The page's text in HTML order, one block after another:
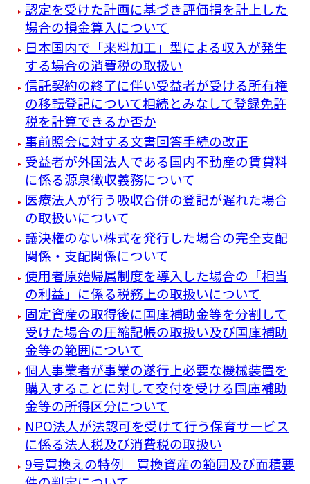
認定を受けた計画に基づき評価損を計上した
場合の損金算入について
日本国内で「来料加工」型による収入が発生
する場合の消費税の取扱い
信託契約の終了に伴い受益者が受ける所有権
の移転登記について相続とみなして登録免許
税を計算できるか否か
事前照会に対する文書回答手続の改正
受益者が外国法人である国内不動産の賃貸料
に係る源泉徴収義務について
医療法人が行う吸収合併の登記が遅れた場合
の取扱いについて
議決権のない株式を発行した場合の完全支配
関係・支配関係について
使用者原始帰属制度を導入した場合の「相当
の利益」に係る税務上の取扱いについて
固定資産の取得後に国庫補助金等を分割して
受けた場合の圧縮記帳の取扱い及び国庫補助
金等の範囲について
個人事業者が事業の遂行上必要な機械装置を
購入することに対して交付を受ける国庫補助
金等の所得区分について
NPO法人が法認可を受けて行う保育サービス
に係る法人税及び消費税の取扱い
9号買換えの特例 買換資産の範囲及び面積要